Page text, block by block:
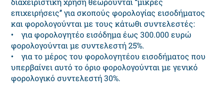
επιχειρήσεις’’ για σκοπούς φορολογίας εισοδήματος
και φορολογούνται με τους κάτωθι συντελεστές:
• για φορολογητέο εισόδημα έως 300.000 ευρώ
φορολογούνται με συντελεστή 25%.
• για το μέρος του φορολογητέου εισοδήματος που
υπερβαίνει αυτό το όριο φορολογούνται με γενικό
φορολογικό συντελεστή 30%.